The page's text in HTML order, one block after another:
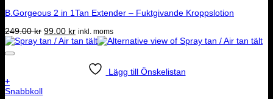
B.Gorgeous 2 in 1Tan Extender – Fuktgivande Kroppslotion
249.00kr Det
ursprungliga
99.00 krDet
nuvarande
99.00 kr.
inkl. moms
Lägg till Önskelistan
+
Snabbkoll